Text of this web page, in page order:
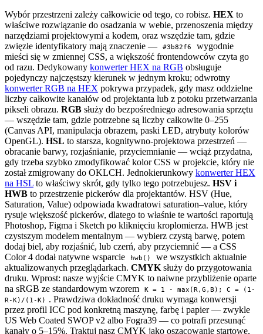
Wybór przestrzeni zależy całkowicie od tego, co robisz. HEX to
właściwe rozwiązanie do osadzania w webie, przenoszenia między
narzędziami projektowymi a kodem, oraz wszędzie tam, gdzie
zwięzłe identyfikatory mają znaczenie —
#3b82f6
wygodnie
mieści się w zmiennej CSS, a większość frontendowców czyta go
od razu. Dedykowany konwerter HEX na RGB obsługuje
pojedynczy najczęstszy kierunek w jednym kroku; odwrotny
konwerter RGB na HEX pokrywa przypadek, gdy masz oddzielne
liczby całkowite kanałów od projektanta lub z potoku przetwarzania
pikseli obrazu. RGB służy do bezpośredniego adresowania sprzętu
— wszędzie tam, gdzie potrzebne są liczby całkowite 0–255
(Canvas API, manipulacja obrazem, paski LED, atrybuty kolorów
OpenGL). HSL to starsza, kognitywno-projektowa przestrzeń —
obracanie barwy, rozjaśnianie, przyciemnianie — wciąż przydatna,
gdy trzeba szybko zmodyfikować kolor CSS w projekcie, który nie
został zmigrowany do OKLCH. Jednokierunkowy konwerter HEX
na HSL to właściwy skrót, gdy tylko tego potrzebujesz. HSV i
HWB to przestrzenie pickerów dla projektantów. HSV (Hue,
Saturation, Value) odpowiada kwadratowi saturation–value, który
rysuje większość pickerów, dlatego to właśnie te wartości raportują
Photoshop, Figma i Sketch po kliknięciu kroplomierza. HWB jest
czystszym modelem mentalnym — wybierz czystą barwę, potem
dodaj biel, aby rozjaśnić, lub czerń, aby przyciemnić — a CSS
Color 4 dodał natywne wsparcie
hwb()
we wszystkich aktualnie
aktualizowanych przeglądarkach. CMYK służy do przygotowania
druku. Wprost: nasze wyjście CMYK to naiwne przybliżenie oparte
na sRGB ze standardowym wzorem
K = 1 - max(R,G,B); C = (1-
R-K)/(1-K)
. Prawdziwa dokładność druku wymaga konwersji
przez profil ICC pod konkretną maszynę, farbę i papier — zwykle
US Web Coated SWOP v2 albo Fogra39 — co potrafi przesunąć
kanały o 5–15%. Traktuj nasz CMYK jako oszacowanie startowe,